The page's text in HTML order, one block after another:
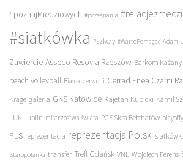
#poznajMiedziowych #pożegnania
#siatkówka #szkoły #WartoPomagac Adam
Zawiercie Asseco Resovia Rzeszów Barkom
beach volleyball Biało-czerwoni Cerrad Enea Czarni
Krage galeria GKS Katowice Kajetan Kubicki Kamil
LUK Lublin mistrzostwa świata PGE Skra Bełchatów playoffy
PLS reprezentacja reprezentacja Polski
Staropolanka transfer Trefl Gdańsk VNL Wojciech Ferens